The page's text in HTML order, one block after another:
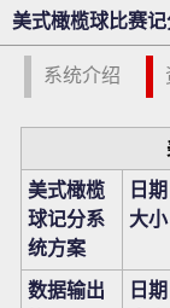
美式橄榄球比赛
系统介绍
美式橄榄
球记分系
统方案
日期
大小
数据输出
日期